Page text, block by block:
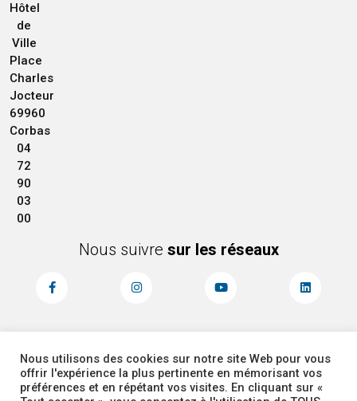
Hôtel
de
Ville
Place
Charles
Jocteur
69960
Corbas
04
72
90
03
00
Nous suivre sur les réseaux
MENTIONS LÉGALES
PLAN DU SITE
ACCESSIBILITÉ
ADMINISTRATEUR
Nous utilisons des cookies sur notre site Web pour vous
offrir l'expérience la plus pertinente en mémorisant vos
préférences et en répétant vos visites. En cliquant sur «